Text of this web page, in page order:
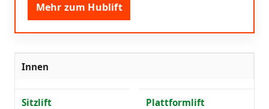
Mehr zum Hublift
Innen
Sitzlift Plattformlift